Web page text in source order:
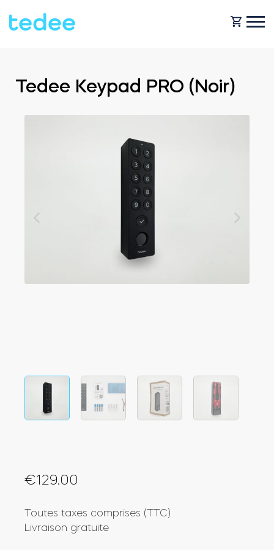
Accessoires
ASSISTANCE
Tedee Keypad PRO (Noir)
€129.00
Toutes taxes comprises (TTC)
Livraison gratuite